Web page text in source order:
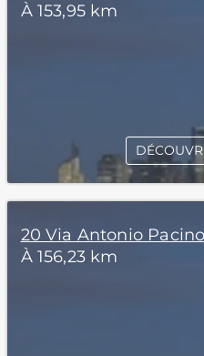
À 153,95 km
20 Via Antonio
À 156,23 km